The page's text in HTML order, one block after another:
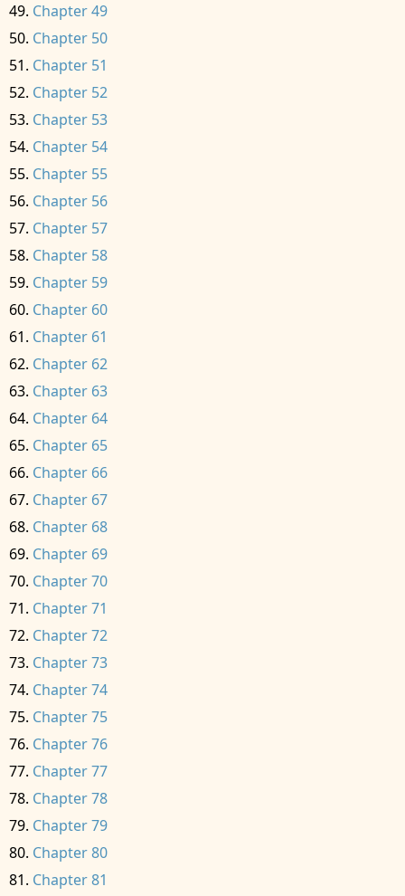
Chapter 49
Chapter 50
Chapter 51
Chapter 52
Chapter 53
Chapter 54
Chapter 55
Chapter 56
Chapter 57
Chapter 58
Chapter 59
Chapter 60
Chapter 61
Chapter 62
Chapter 63
Chapter 64
Chapter 65
Chapter 66
Chapter 67
Chapter 68
Chapter 69
Chapter 70
Chapter 71
Chapter 72
Chapter 73
Chapter 74
Chapter 75
Chapter 76
Chapter 77
Chapter 78
Chapter 79
Chapter 80
Chapter 81